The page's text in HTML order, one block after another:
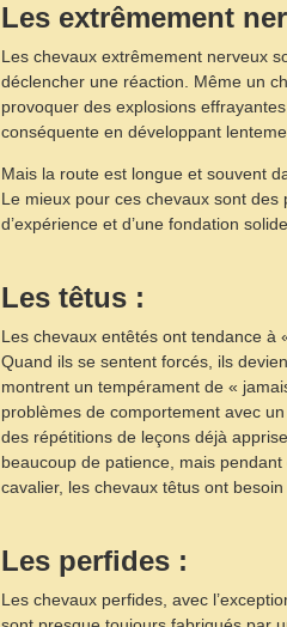
Les extrêmement
Les chevaux extrêmement nerveux
déclencher une réaction. Même un
provoquer des explosions
conséquente en développant
Mais la route est longue et souvent
Le mieux pour ces chevaux sont
d’expérience et d’une fondation
Les têtus :
Les chevaux entêtés ont tendance
Quand ils se sentent forcés, ils
montrent un tempérament de «
problèmes de comportement avec
des répétitions de leçons déjà
beaucoup de patience, mais
cavalier, les chevaux têtus ont
Les perfides :
Les chevaux perfides, avec